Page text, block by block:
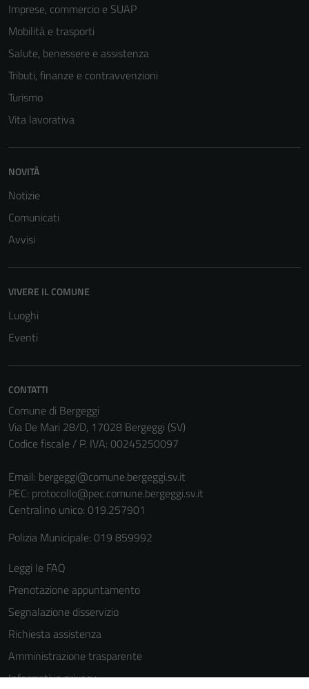
Imprese, commercio e SUAP
Mobilità e trasporti
Salute, benessere e assistenza
Tributi, finanze e contravvenzioni
Turismo
Vita lavorativa
NOVITÀ
Notizie
Comunicati
Avvisi
VIVERE IL COMUNE
Luoghi
Eventi
CONTATTI
Comune di Bergeggi
Via De Mari 28/D, 17028 Bergeggi (SV)
Codice fiscale / P. IVA: 00245250097
Email: bergeggi@comune.bergeggi.sv.it
PEC: protocollo@pec.comune.bergeggi.sv.it
Centralino unico: 019.257901
Polizia Municipale: 019 859992
Leggi le FAQ
Prenotazione appuntamento
Segnalazione disservizio
Richiesta assistenza
Amministrazione trasparente
Informativa privacy